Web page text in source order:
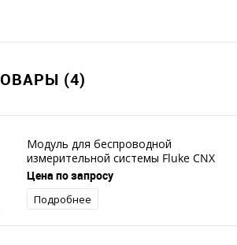
(4)
Модуль для беспроводной
измерительной системы Fluke CNX
t3000 tFlex
Цена по запросу
Подробнее